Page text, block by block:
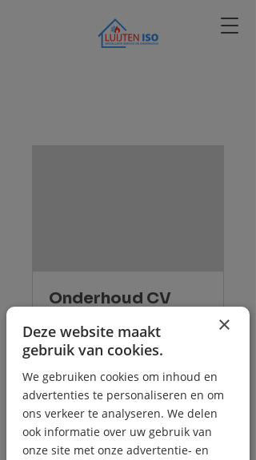
Onderhoud CV
ketel
Grondige inspectie van
service
×
Deze website maakt
gebruik van cookies.
We gebruiken cookies om inhoud en
advertenties te personaliseren en om
ons verkeer te analyseren. We delen
ook informatie over uw gebruik van
onze site met onze advertentie- en